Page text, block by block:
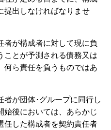
提出しなければなりませ
が構成者に対して現に負
ことが予測される債務又は
何ら責任を負うものではあ
が団体･グループに同行し
始後においては、あらかじ
任した構成者を契約責任者